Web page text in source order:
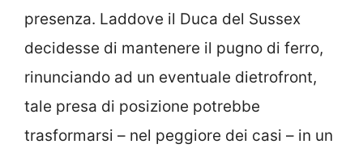
presenza. Laddove il Duca del Sussex
decidesse di mantenere il pugno di ferro,
rinunciando ad un eventuale dietrofront,
tale presa di posizione potrebbe
trasformarsi – nel peggiore dei casi – in un